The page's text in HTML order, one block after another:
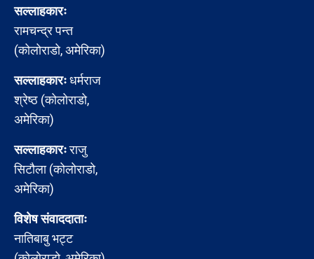
सल्लाहकारः
रामचन्द्र पन्त
(कोलोराडो, अमेरिका)
सल्लाहकारःधर्मराज
श्रेष्ठ (कोलोराडो,
अमेरिका)
सल्लाहकारःराजु
सिटौला (कोलोराडो,
अमेरिका)
विशेष संवाददाताः
नातिबाबु भट्ट